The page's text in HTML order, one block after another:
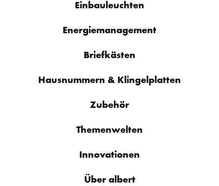
Einbauleuchten
Energiemanagement
Briefkästen
Hausnummern & Klingelplatten
Zubehör
Themenwelten
Innovationen
Über albert